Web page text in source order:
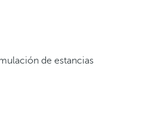
de estancias